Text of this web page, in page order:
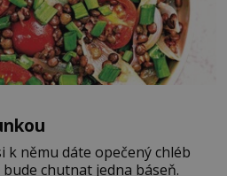
k němu dáte opečený chléb
chutnat jedna báseň.